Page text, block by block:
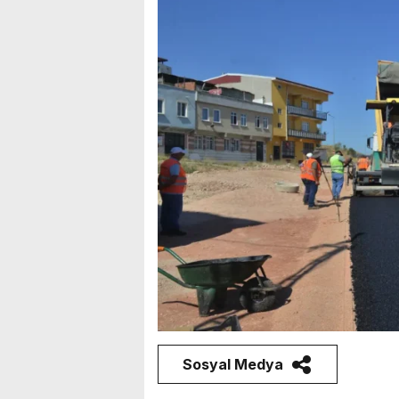
Sosyal Medya